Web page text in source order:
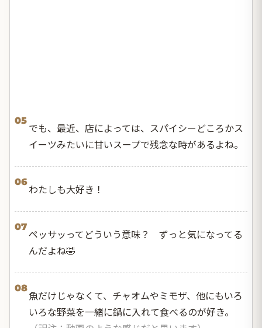
05
でも、最近、店によっては、スパイシーどころかス
イーツみたいに甘いスープで残念な時があるよね。
06
わたしも大好き！
07
ペッサッってどういう意味？ ずっと気になってる
んだよね🤣
08
魚だけじゃなくて、チャオムやミモザ、他にもいろ
いろな野菜を一緒に鍋に入れて食べるのが好き。